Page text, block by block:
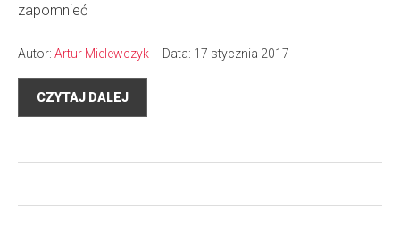
zapomnieć
Autor: Artur Mielewczyk Data: 17 stycznia 2017
CZYTAJ DALEJ